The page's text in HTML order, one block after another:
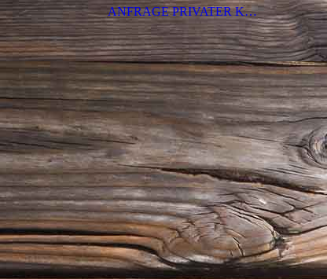
ANFRAGE PRIVATER KURS